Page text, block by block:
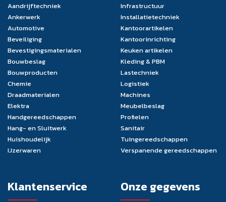
Aandrijftechniek
Ankerwerk
Automotive
Beveiliging
Bevestigingsmaterialen
Bouwbeslag
Bouwproducten
Chemie
Draadmaterialen
Elektra
Handgereedschappen
Hang- en Sluitwerk
Huishoudelijk
IJzerwaren
Infrastructuur
Installatietechniek
Kantoorartikelen
Kantoorinrichting
Keuken artikelen
Kleding & PBM
Lastechniek
Logistiek
Machines
Meubelbeslag
Profielen
Sanitair
Tuingereedschappen
Verspanende gereedschappen
Klantenservice Onze gegevens